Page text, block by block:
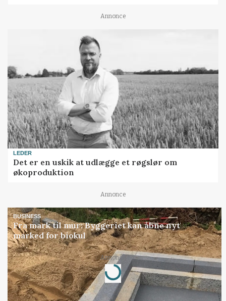
Annonce
LEDER
Det er en uskik at udlægge et røgslør om
økoproduktion
Annonce
BUSINESS
Fra mark til mur: Byggeriet kan åbne nyt
marked for biokul
Annonce
Loading...